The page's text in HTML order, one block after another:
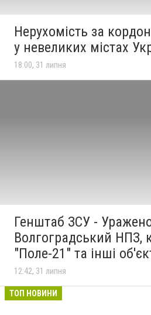
Нерухомість за
у невеликих містах
18:00, 31 липня
Генштаб ЗСУ -
Волгоградський НПЗ,
"Поле-21" та інші
12:42, 31 липня
ТОП НОВИНИ